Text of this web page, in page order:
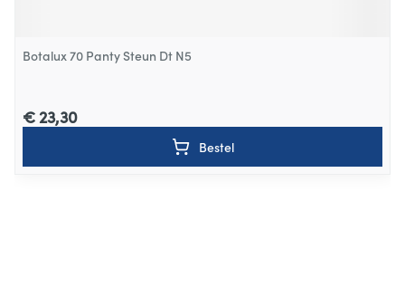
Botalux 70 Panty Steun Dt N5
€ 23,30
Bestel